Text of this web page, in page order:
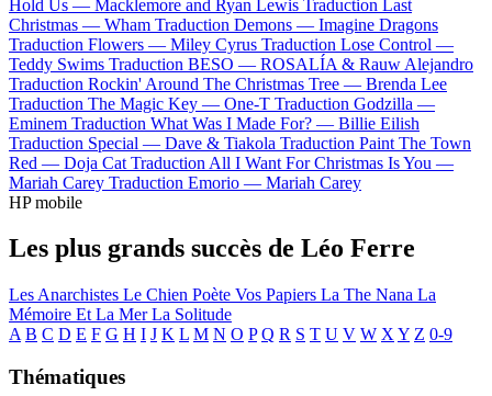
Hold Us — Macklemore and Ryan Lewis Traduction Last
Christmas — Wham Traduction Demons — Imagine Dragons
Traduction Flowers — Miley Cyrus Traduction Lose Control —
Teddy Swims Traduction BESO — ROSALÍA & Rauw Alejandro
Traduction Rockin' Around The Christmas Tree — Brenda Lee
Traduction The Magic Key — One-T Traduction Godzilla —
Eminem Traduction What Was I Made For? — Billie Eilish
Traduction Special — Dave & Tiakola Traduction Paint The Town
Red — Doja Cat Traduction All I Want For Christmas Is You —
Mariah Carey Traduction Emorio — Mariah Carey
HP mobile
Les plus grands succès de Léo Ferre
Les Anarchistes Le Chien Poète Vos Papiers La The Nana La
Mémoire Et La MerLa Solitude
A B C D E F G H I J K L M N O P Q R S T U V W X Y Z 0-9
Thématiques